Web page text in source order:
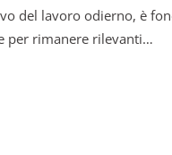
del lavoro odierno, è
per rimanere rilevanti…